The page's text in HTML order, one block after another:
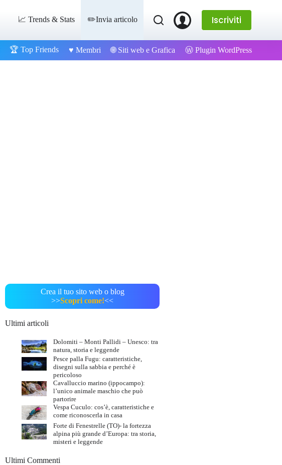
📈 Trends & Stats ✏️Invia articolo Iscriviti
🏆 Top Friends ♥️ Membri 🌐 Siti web e Grafica Ⓦ Plugin WordPress
Crea il tuo sito web o blog
>>Scopri come!<<
Ultimi articoli
Dolomiti – Monti Pallidi – Unesco: tra
natura, storia e leggende
Pesce palla Fugu: caratteristiche,
disegni sulla sabbia e perché è
pericoloso
Cavalluccio marino (ippocampo):
l’unico animale maschio che può
partorire
Vespa Cuculo: cos’è, caratteristiche e
come riconoscerla in casa
Forte di Fenestrelle (TO)- la fortezza
alpina più grande d’Europa: tra storia,
misteri e leggende
Ultimi Commenti